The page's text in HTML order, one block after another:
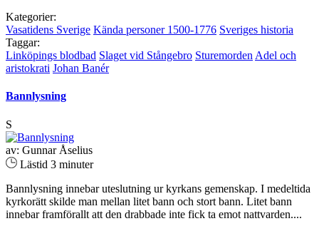
Kategorier:
Vasatidens Sverige Kända personer 1500-1776 Sveriges historia
Taggar:
Linköpings blodbad Slaget vid Stångebro Sturemorden Adel och
aristokrati Johan Banér
Bannlysning
S
av: Gunnar Åselius
Lästid 3 minuter
Bannlysning innebar uteslutning ur kyrkans gemenskap. I medeltida
kyrkorätt skilde man mellan litet bann och stort bann. Litet bann
innebar framförallt att den drabbade inte fick ta emot nattvarden....